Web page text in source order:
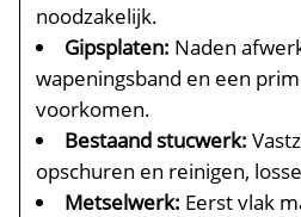
noodzakelijk.​
Gipsplaten: Naden
wapeningsband en een
voorkomen.​
Bestaand stucwerk:
opschuren en reinigen,
Metselwerk: Eerst vlak